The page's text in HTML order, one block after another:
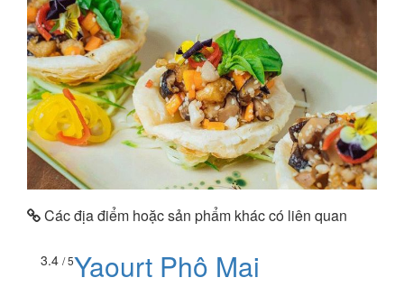
Các địa điểm hoặc sản phẩm khác có liên quan
3.4 / 5Yaourt Phô Mai